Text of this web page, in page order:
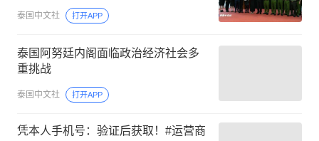
泰国中文社 打开APP
泰国阿努廷内阁面临政治经济社会多
重挑战
泰国中文社 打开APP
凭本人手机号：验证后获取！#运营商